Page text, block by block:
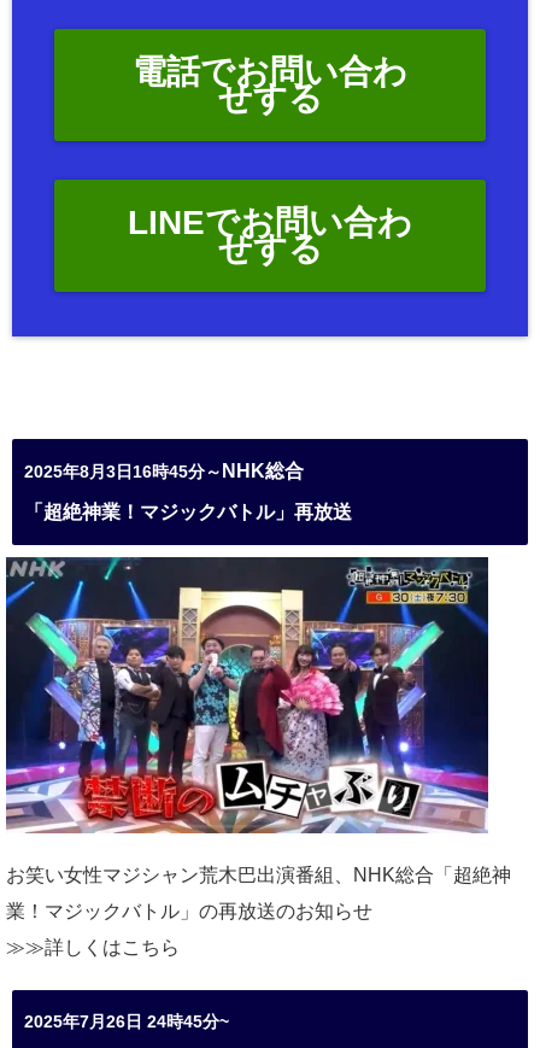
電話でお問い合わ
せする
LINEでお問い合わ
せする
2025年8月3日16時45分～ NHK総合
「超絶神業！マジックバトル」再放送
お笑い女性マジシャン荒木巴出演番組、
NHK総合「超絶神
業！マジックバトル」の再放送のお知らせ
≫≫詳しくはこちら
2025年7月26日 24時45分~